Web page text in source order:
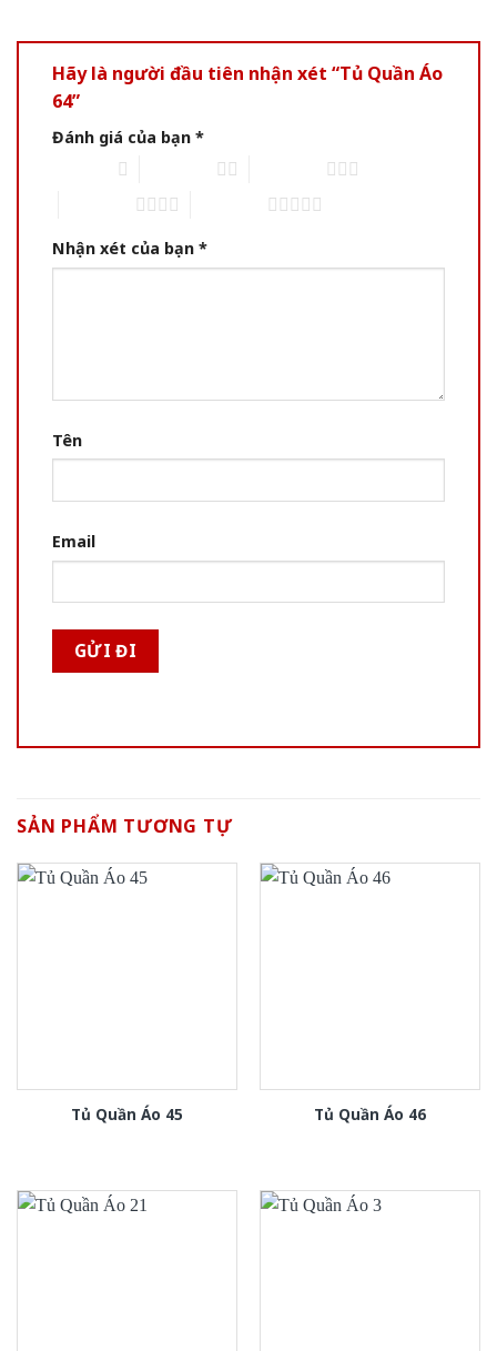
Hãy là người đầu tiên nhận xét “Tủ Quần Áo
64”
Đánh giá của bạn *
Nhận xét của bạn *
Tên
Email
SẢN PHẨM TƯƠNG TỰ
Tủ Quần Áo 45 Tủ Quần Áo 46